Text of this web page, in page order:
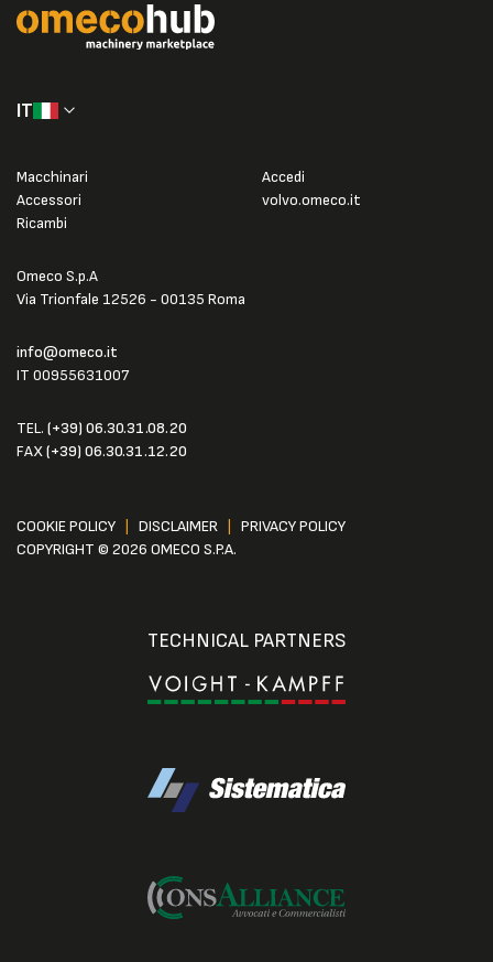
IT
Omeco S.p.A
Via Trionfale 12526 - 00135 Roma
info@omeco.it
IT 00955631007
TEL. (+39) 06.30.31.08.20
FAX(+39) 06.30.31.12.20
Macchinari
Accessori
Ricambi
Accedi
volvo.omeco.it
COOKIE POLICY DISCLAIMER
PRIVACY POLICY
COPYRIGHT © 2026 OMECO S.P.A.
TECHNICAL PARTNERS